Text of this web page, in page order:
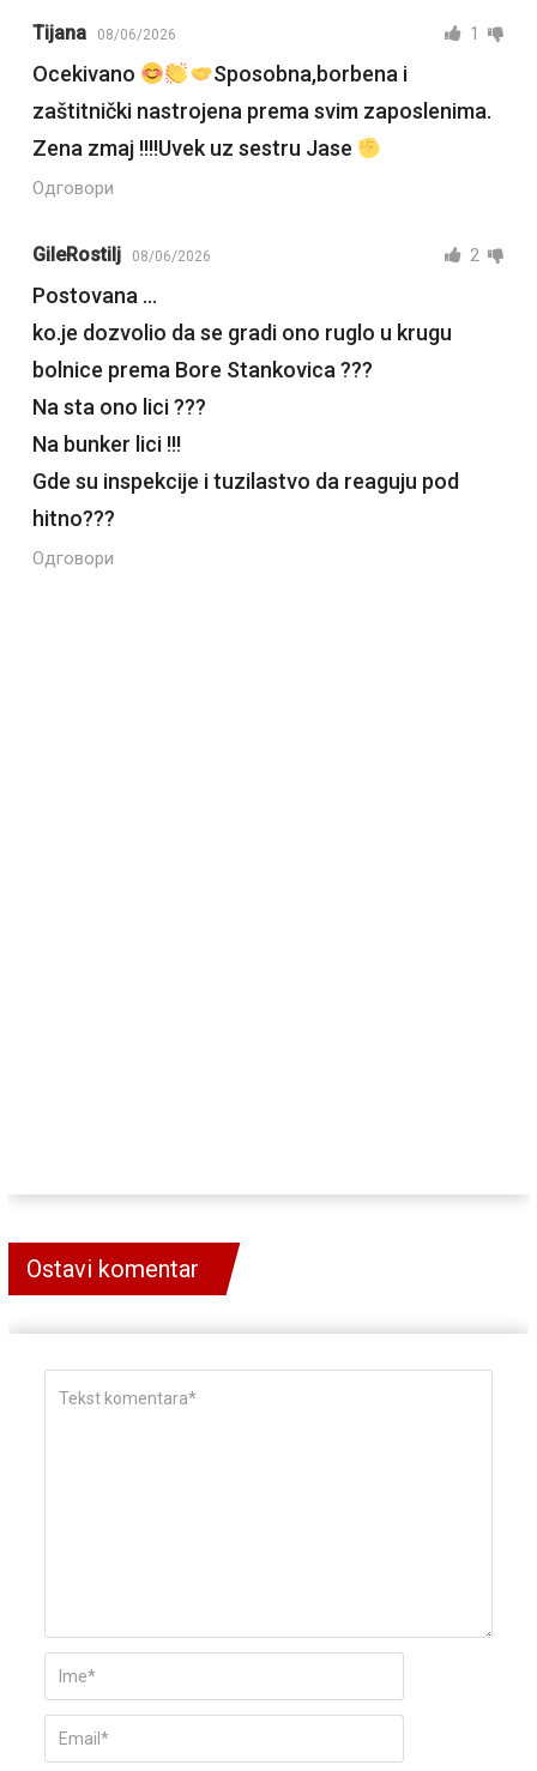
Tijana 08/06/2026 1
Ocekivano
Sposobna,borbena i
zaštitnički nastrojena prema svim zaposlenima.
Zena zmaj !!!!Uvek uz sestru Jase
Одговори
GileRostilj 08/06/2026 2
Postovana …
ko.je dozvolio da se gradi ono ruglo u krugu
bolnice prema Bore Stankovica ???
Na sta ono lici ???
Na bunker lici !!!
Gde su inspekcije i tuzilastvo da reaguju pod
hitno???
Одговори
Ostavi komentar